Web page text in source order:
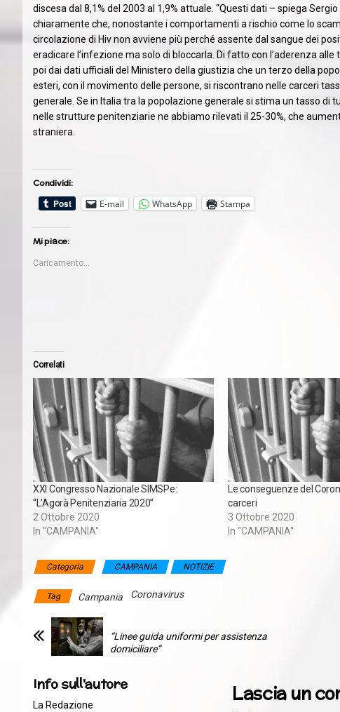
discesa dal 8,1% del 2003 al 1,9% attuale. “Questi dati – spiega
chiaramente che, nonostante i comportamenti a rischio come lo
circolazione di Hiv non avviene più perché assente dal sangue dei
eradicare l’infezione ma solo di bloccarla. Di fatto con l’aderenza
poi dai dati ufficiali del Ministero della giustizia che un terzo della
esteri, con il movimento delle persone, si riscontrano nelle carceri
generale. Se in Italia tra la popolazione generale si stima un tasso di
nelle strutture penitenziarie ne abbiamo rilevati il 25-30%, che
straniera.
Condividi:
E-mail
WhatsApp Stampa
Mi piace:
Caricamento...
Correlati
XXI Congresso Nazionale SIMSPe:
“L’Agorà Penitenziaria 2020”
2 Ottobre 2020
In "CAMPANIA"
Le conseguenze del
carceri
3 Ottobre 2020
In "CAMPANIA"
Categoria CAMPANIA NOTIZIE
Tag Campania Coronavirus
“Linee guida uniformi per assistenza
domiciliare”
Info sull'autore
La Redazione
Lascia un